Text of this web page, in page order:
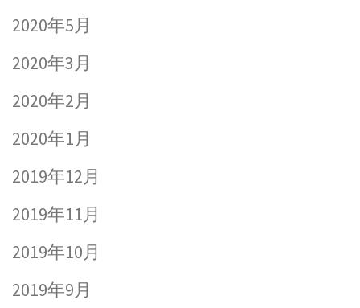
2020年5月
2020年3月
2020年2月
2020年1月
2019年12月
2019年11月
2019年10月
2019年9月